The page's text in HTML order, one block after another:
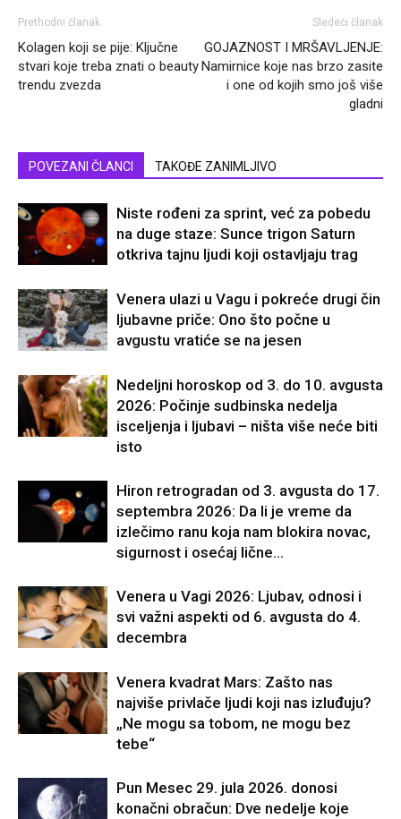
Prethodni članak
Kolagen koji se pije: Ključne
stvari koje treba znati o beauty
trendu zvezda
Sledeći članak
GOJAZNOST I MRŠAVLJENJE:
Namirnice koje nas brzo zasite
i one od kojih smo još više
gladni
POVEZANI ČLANCI TAKOĐE ZANIMLJIVO
Niste rođeni za sprint, već za pobedu
na duge staze: Sunce trigon Saturn
otkriva tajnu ljudi koji ostavljaju trag
Venera ulazi u Vagu i pokreće drugi čin
ljubavne priče: Ono što počne u
avgustu vratiće se na jesen
Nedeljni horoskop od 3. do 10. avgusta
2026: Počinje sudbinska nedelja
isceljenja i ljubavi – ništa više neće biti
isto
Hiron retrogradan od 3. avgusta do 17.
septembra 2026: Da li je vreme da
izlečimo ranu koja nam blokira novac,
sigurnost i osećaj lične...
Venera u Vagi 2026: Ljubav, odnosi i
svi važni aspekti od 6. avgusta do 4.
decembra
Venera kvadrat Mars: Zašto nas
najviše privlače ljudi koji nas izluđuju?
„Ne mogu sa tobom, ne mogu bez
tebe“
Pun Mesec 29. jula 2026. donosi
konačni obračun: Dve nedelje koje